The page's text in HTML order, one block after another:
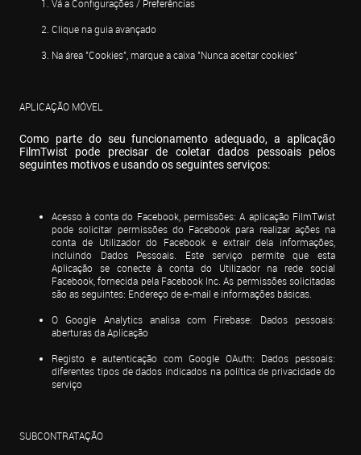
Vá a Configurações / Preferências
Clique na guia avançado
Na área "Cookies", marque a caixa "Nunca aceitar cookies"
APLICAÇÃO MÓVEL
Como parte do seu funcionamento adequado, a aplicação
FilmTwist pode precisar de coletar dados pessoais pelos
seguintes motivos e usando os seguintes serviços:
Acesso à conta do Facebook, permissões: A aplicação FilmTwist
pode solicitar permissões do Facebook para realizar ações na
conta de Utilizador do Facebook e extrair dela informações,
incluindo Dados Pessoais. Este serviço permite que esta
Aplicação se conecte à conta do Utilizador na rede social
Facebook, fornecida pela Facebook Inc. As permissões solicitadas
são as seguintes: Endereço de e-mail e informações básicas.
O Google Analytics analisa com Firebase: Dados pessoais:
aberturas da Aplicação
Registo e autenticação com Google OAuth: Dados pessoais:
diferentes tipos de dados indicados na política de privacidade do
serviço
SUBCONTRATAÇÃO